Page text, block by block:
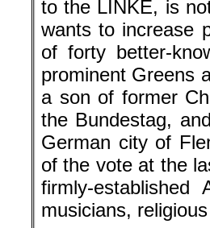
to the LINKE, is
wants to increase
of forty better-
prominent Greens
a son of former
the Bundestag,
German city of
of the vote at the
firmly-
musicians,